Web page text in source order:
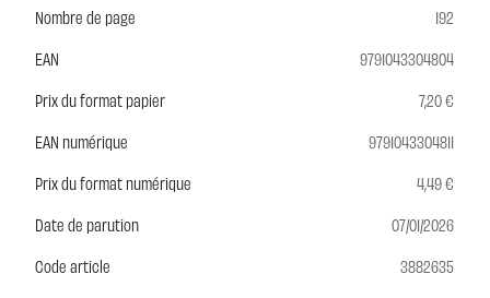
Nombre de page
192
EAN
9791043304804
Prix du format papier
7,20 €
EAN numérique
9791043304811
Prix du format numérique
4,49 €
Date de parution
07/01/2026
Code article
3882635